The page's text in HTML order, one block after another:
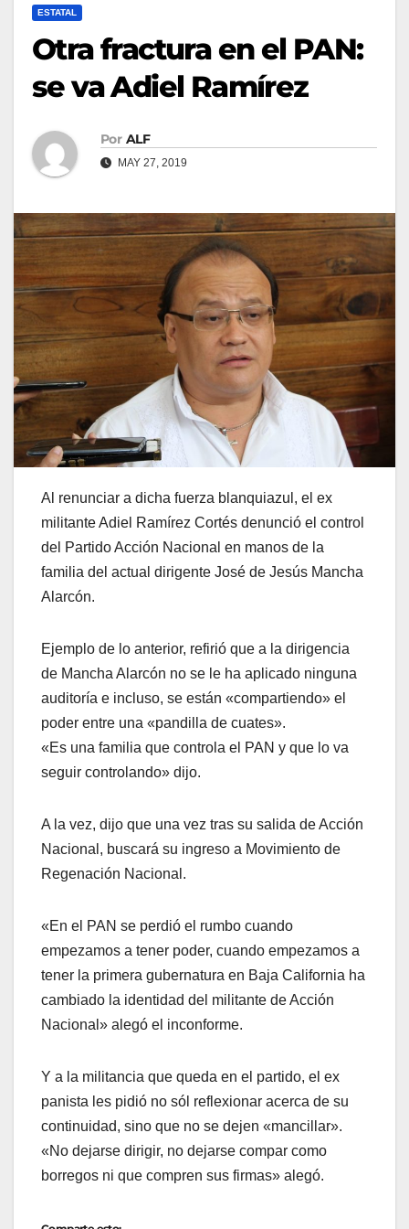
ESTATAL
Otra fractura en el PAN:
se va Adiel Ramírez
Por ALF
MAY 27, 2019
Al renunciar a dicha fuerza blanquiazul, el ex
militante Adiel Ramírez Cortés denunció el control
del Partido Acción Nacional en manos de la
familia del actual dirigente José de Jesús Mancha
Alarcón.
Ejemplo de lo anterior, refirió que a la dirigencia
de Mancha Alarcón no se le ha aplicado ninguna
auditoría e incluso, se están «compartiendo» el
poder entre una «pandilla de cuates».
«Es una familia que controla el PAN y que lo va
seguir controlando» dijo.
A la vez, dijo que una vez tras su salida de Acción
Nacional, buscará su ingreso a Movimiento de
Regenación Nacional.
«En el PAN se perdió el rumbo cuando
empezamos a tener poder, cuando empezamos a
tener la primera gubernatura en Baja California ha
cambiado la identidad del militante de Acción
Nacional» alegó el inconforme.
Y a la militancia que queda en el partido, el ex
panista les pidió no sól reflexionar acerca de su
continuidad, sino que no se dejen «mancillar».
«No dejarse dirigir, no dejarse compar como
borregos ni que compren sus firmas» alegó.